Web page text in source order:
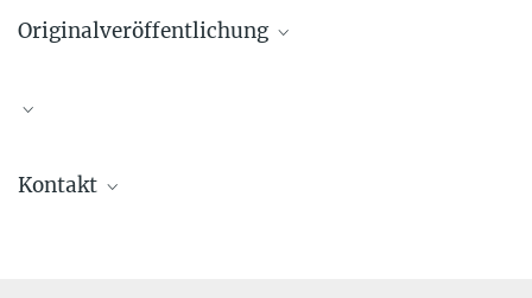
Originalveröffentlichung
Rempe
Kontakt